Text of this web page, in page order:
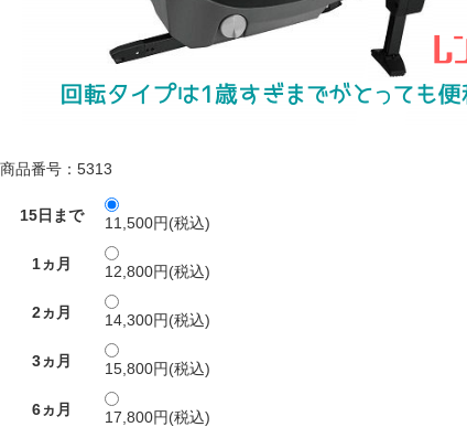
商品番号：5313
15日まで 11,500円(税込)
1ヵ月 12,800円(税込)
2ヵ月 14,300円(税込)
3ヵ月 15,800円(税込)
6ヵ月 17,800円(税込)